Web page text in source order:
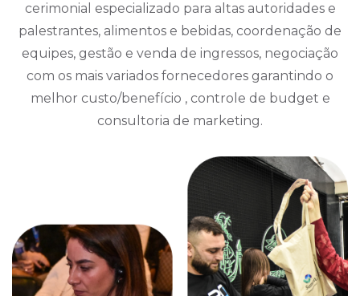
cerimonial especializado para altas autoridades e
palestrantes, alimentos e bebidas, coordenação de
equipes, gestão e venda de ingressos, negociação
com os mais variados fornecedores garantindo o
melhor custo/benefício , controle de budget e
consultoria de marketing.